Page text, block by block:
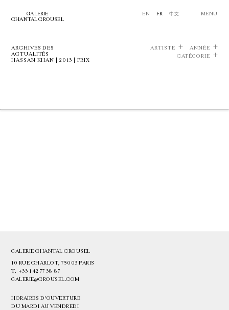
GALERIE
CHANTAL CROUSEL
EN FR 中文 MENU
ARCHIVES DES
ACTUALITÉS
HASSAN KHAN | 2013 | PRIX
ARTISTE
ANNÉE
CATÉGORIE
GALERIE CHANTAL CROUSEL
10 RUE CHARLOT, 75003 PARIS
T. +33 1 42 77 38 87
GALERIE@CROUSEL.COM
HORAIRES D'OUVERTURE
DU MARDI AU VENDREDI